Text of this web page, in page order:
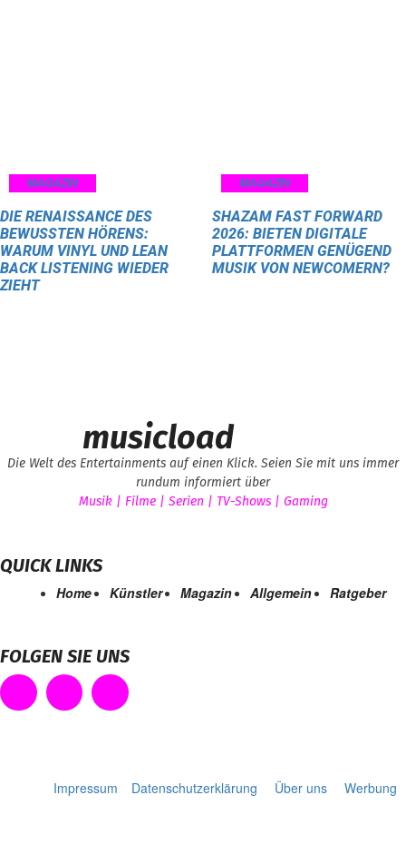
MAGAZIN
DIE RENAISSANCE DES
BEWUSSTEN HÖRENS:
WARUM VINYL UND LEAN
BACK LISTENING WIEDER
ZIEHT
MAGAZIN
SHAZAM FAST FORWARD
2026: BIETEN DIGITALE
PLATTFORMEN GENÜGEND
MUSIK VON NEWCOMERN?
musicload
Die Welt des Entertainments auf einen Klick. Seien Sie mit uns immer
rundum informiert über
Musik | Filme | Serien | TV-Shows | Gaming
QUICK LINKS
Home Künstler Magazin Allgemein Ratgeber
FOLGEN SIE UNS
Impressum Datenschutzerklärung Über uns Werbung